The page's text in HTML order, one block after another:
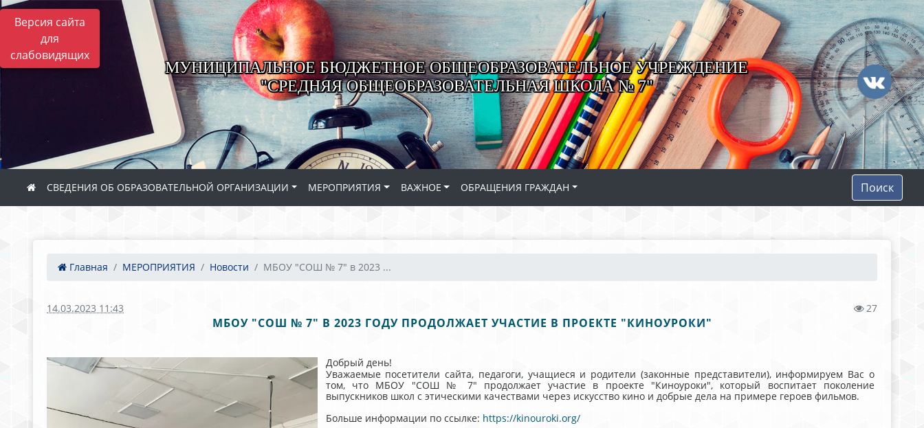
Версия сайта
для
слабовидящих
МУНИЦИПАЛЬНОЕ БЮДЖЕТНОЕ ОБЩЕОБРАЗОВАТЕЛЬНОЕ УЧРЕЖДЕНИЕ
"СРЕДНЯЯ ОБЩЕОБРАЗОВАТЕЛЬНАЯ ШКОЛА № 7"
СВЕДЕНИЯ ОБ ОБРАЗОВАТЕЛЬНОЙ ОРГАНИЗАЦИИ МЕРОПРИЯТИЯ ВАЖНОЕ ОБРАЩЕНИЯ ГРАЖДАН Поиск
Главная МЕРОПРИЯТИЯ Новости МБОУ "СОШ № 7" в 2023 ...
14.03.2023 11:43 27
МБОУ "СОШ № 7" В 2023 ГОДУ ПРОДОЛЖАЕТ УЧАСТИЕ В ПРОЕКТЕ "КИНОУРОКИ"
Добрый день!
Уважаемые посетители сайта, педагоги, учащиеся и родители (законные представители), информируем Вас о
том, что МБОУ "СОШ № 7" продолжает участие в проекте "Киноуроки", который воспитает поколение
выпускников школ с этическими качествами через искусство кино и добрые дела на примере героев фильмов.
Больше информации по ссылке: https://kinouroki.org/